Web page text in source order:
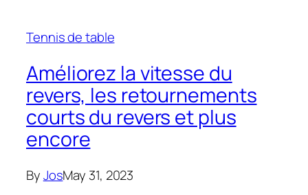
Tennis de table
Améliorez la vitesse du
revers, les retournements
courts du revers et plus
encore
ByJosMay 31, 2023